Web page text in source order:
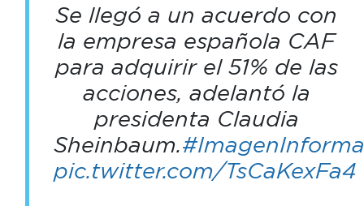
Se llegó a un acuerdo con
la empresa española CAF
para adquirir el 51% de las
acciones, adelantó la
presidenta Claudia
Sheinbaum.#ImagenInforma
pic.twitter.com/TsCaKexFa4